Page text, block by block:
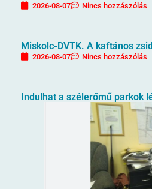
2026-08-07 Nincs hozzászólás
Miskolc-DVTK. A kaftános
2026-08-07 Nincs hozzászólás
Indulhat a szélerőmű parkok